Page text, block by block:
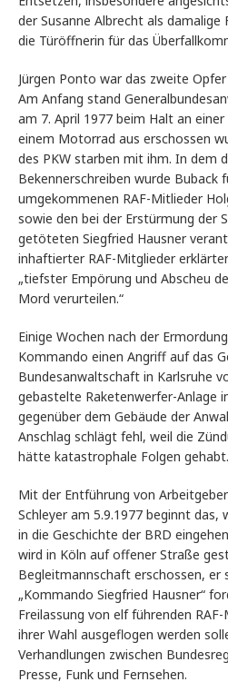
der Susanne Albrecht als damalige
die Türöffnerin für das
Jürgen Ponto war das zweite Opfer
Am Anfang stand
am 7. April 1977 beim Halt an
einem Motorrad aus erschossen
des PKW starben mit ihm. In dem
Bekennerschreiben wurde Buback
umgekommenen RAF-Mitlieder
sowie den bei der Erstürmung der
getöteten Siegfried Hausner
inhaftierter RAF-Mitglieder
„tiefster Empörung und Abscheu
Mord verurteilen.“
Einige Wochen nach der
Kommando einen Angriff auf das
Bundesanwaltschaft in Karlsruhe
gebastelte Raketenwerfer-Anlage
gegenüber dem Gebäude der
Anschlag schlägt fehl, weil die
hätte katastrophale Folgen gehabt.
Mit der Entführung von
Schleyer am 5.9.1977 beginnt das,
in die Geschichte der BRD
wird in Köln auf offener Straße
Begleitmannschaft erschossen, er
„Kommando Siegfried Hausner“
Freilassung von elf führenden
ihrer Wahl ausgeflogen werden
Verhandlungen zwischen
Presse, Funk und Fernsehen.